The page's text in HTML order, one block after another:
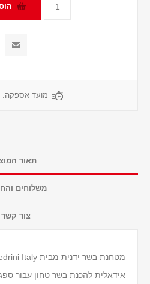
מועד אספקה:
תאור
משלוחים
צור קשר
אידאלית להכנת בשר טחון עבור